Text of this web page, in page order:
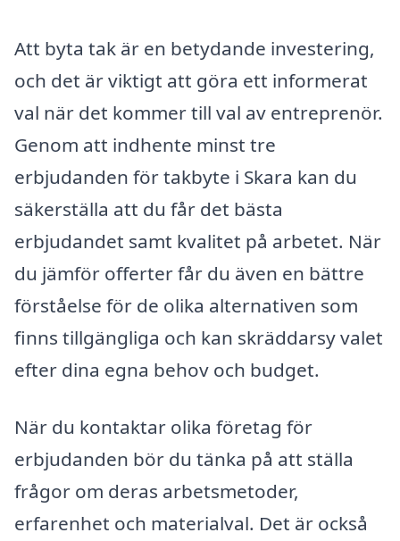
Att byta tak är en betydande investering,
och det är viktigt att göra ett informerat
val när det kommer till val av entreprenör.
Genom att indhente minst tre
erbjudanden för takbyte i Skara kan du
säkerställa att du får det bästa
erbjudandet samt kvalitet på arbetet. När
du jämför offerter får du även en bättre
förståelse för de olika alternativen som
finns tillgängliga och kan skräddarsy valet
efter dina egna behov och budget.
När du kontaktar olika företag för
erbjudanden bör du tänka på att ställa
frågor om deras arbetsmetoder,
erfarenhet och materialval. Det är också